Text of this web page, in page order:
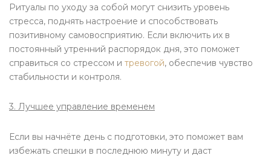
Ритуалы по уходу за собой могут снизить уровень
стресса, поднять настроение и способствовать
позитивному самовосприятию. Если включить их в
постоянный утренний распорядок дня, это поможет
справиться со стрессом и тревогой, обеспечив чувство
стабильности и контроля.
3. Лучшее управление временем
Если вы начнёте день с подготовки, это поможет вам
избежать спешки в последнюю минуту и даст